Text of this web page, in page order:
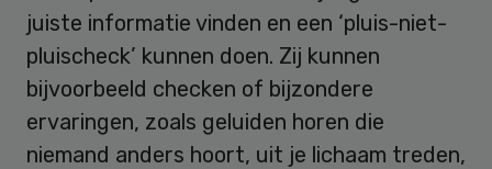
juiste informatie vinden en een ‘pluis-niet-
pluischeck’ kunnen doen. Zij kunnen
bijvoorbeeld checken of bijzondere
ervaringen, zoals geluiden horen die
niemand anders hoort, uit je lichaam treden,